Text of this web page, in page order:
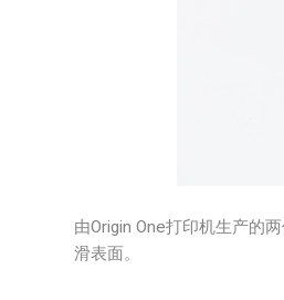
由Origin One打印机生产的
滑表面。